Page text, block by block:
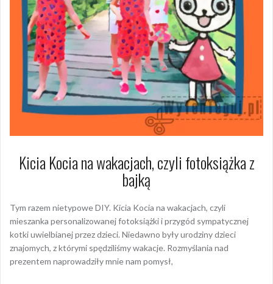
Kicia Kocia na wakacjach, czyli fotoksiążka z
bajką
Tym razem nietypowe DIY. Kicia Kocia na wakacjach, czyli
mieszanka personalizowanej fotoksiążki i przygód sympatycznej
kotki uwielbianej przez dzieci. Niedawno były urodziny dzieci
znajomych, z którymi spędziliśmy wakacje. Rozmyślania nad
prezentem naprowadziły mnie nam pomysł,